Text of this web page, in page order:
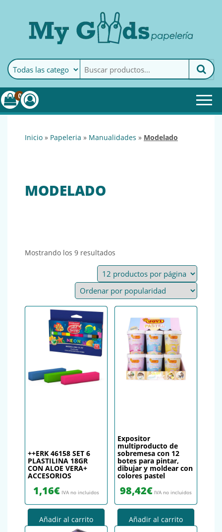
MyGoods · PapeleríaMy Goods es tu papelería
online de confianza. Podrás
encontrar todo lo necesario
0
inicio » papeleria » manualidades » modelado
MODELADO
Mostrando los 9 resultados
++ERK 46158 SET 6
PLASTILINA 18GR
CON ALOE VERA+
ACCESORIOS
1,16€ IVA no incluidos
Añadir al carrito
Expositor
multiproducto de
sobremesa con 12
botes para pintar,
dibujar y moldear con
colores pastel
98,42€ IVA no incluidos
Añadir al carrito